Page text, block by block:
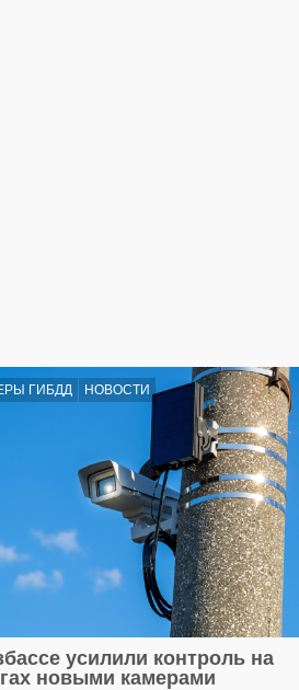
ГИБДД НОВОСТИ
усилили контроль на
новыми камерами